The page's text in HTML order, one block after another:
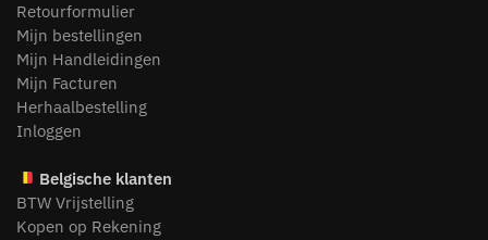
Retourformulier
Mijn bestellingen
Mijn Handleidingen
Mijn Facturen
Herhaalbestelling
Inloggen
Belgische klanten
BTW Vrijstelling
Kopen op Rekening